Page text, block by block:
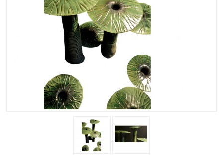
AKTUALNOSCI
STREFA-PROJEKTANTA
INSPIRACJE
KONTAKT